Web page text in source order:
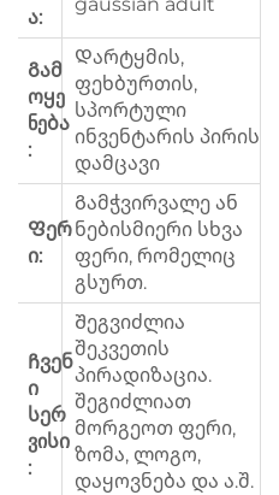
ა:
Გამ
ოყე
ნება
:
Დარტყმის,
ფეხბურთის,
სპორტული
ინვენტარის პირის
დამცავი
Ფერ
ი:
Გამჭვირვალე ან
ნებისმიერი სხვა
ფერი, რომელიც
გსურთ.
Ჩვენ
ი
სერ
ვისი
:
Შეგვიძლია
შეკვეთის
პირადიზაცია.
შეგიძლიათ
მორგეოთ ფერი,
ზომა, ლოგო,
დაყოვნება და ა.შ.